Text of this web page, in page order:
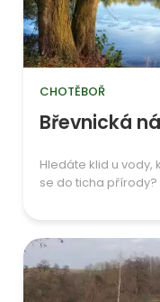
CHOTĚBOŘ
Břevnická
Hledáte klid u
se do ticha přírody?